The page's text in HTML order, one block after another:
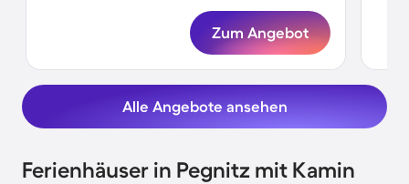
Zum Angebot
Alle Angebote ansehen
Ferienhäuser in Pegnitz mit Kamin